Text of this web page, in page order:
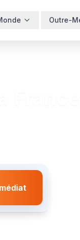
Outre-